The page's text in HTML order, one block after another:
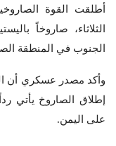
أطلقت القوة
الجنوب في المنطقة
وأكد مصدر عسكري أن
إطلاق الصاروخ يأتي
على اليمن.